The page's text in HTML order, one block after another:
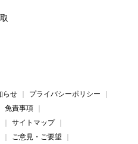
らせ
プライバシーポリシー
免責事項
サイトマップ
ご意見・ご要望